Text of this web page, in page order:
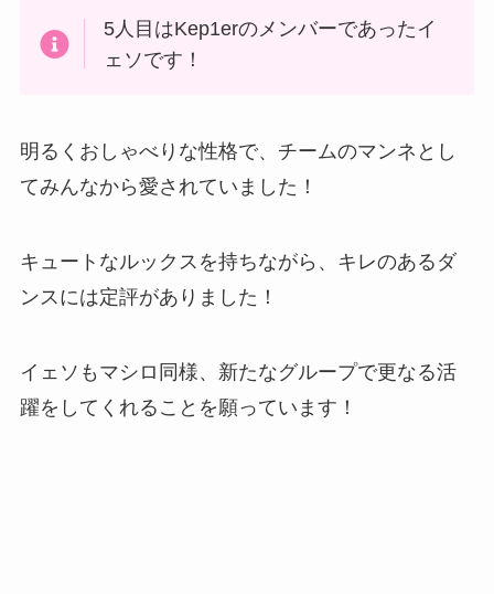
5人目はKep1erのメンバーであったイ
ェソです！
明るくおしゃべりな性格で、チームのマンネとし
てみんなから愛されていました！
キュートなルックスを持ちながら、キレのあるダ
ンスには定評がありました！
イェソもマシロ同様、新たなグループで更なる活
躍をしてくれることを願っています！